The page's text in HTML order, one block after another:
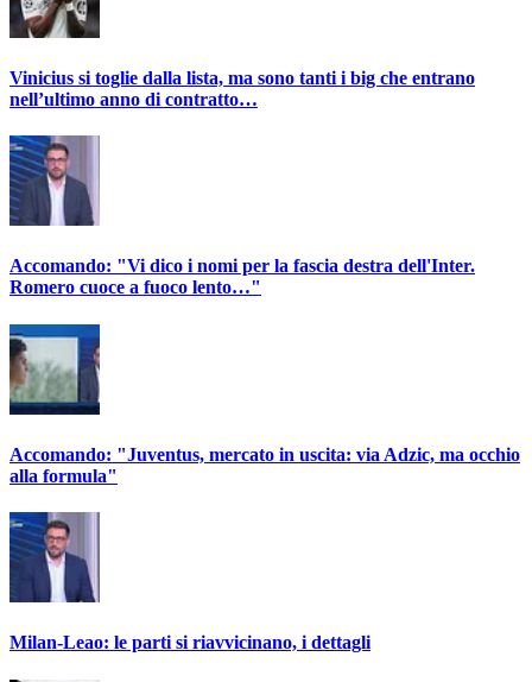
Vinicius si toglie dalla lista, ma sono tanti i big che entrano
nell’ultimo anno di contratto…
Accomando: "Vi dico i nomi per la fascia destra dell'Inter.
Romero cuoce a fuoco lento…"
Accomando: "Juventus, mercato in uscita: via Adzic, ma occhio
alla formula"
Milan-Leao: le parti si riavvicinano, i dettagli